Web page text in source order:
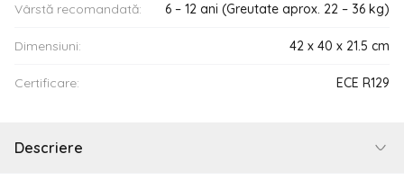
Vârstă recomandată: 6 – 12 ani (Greutate aprox. 22 – 36 kg)
Dimensiuni: 42 x 40 x 21.5 cm
Certificare: ECE R129
Descriere